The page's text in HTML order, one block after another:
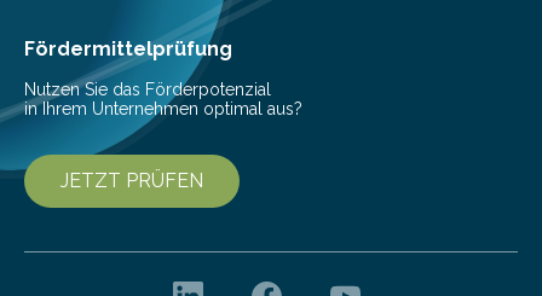
Fördermittelprüfung
Nutzen Sie das Förderpotenzial
in Ihrem Unternehmen optimal aus?
JETZT PRÜFEN